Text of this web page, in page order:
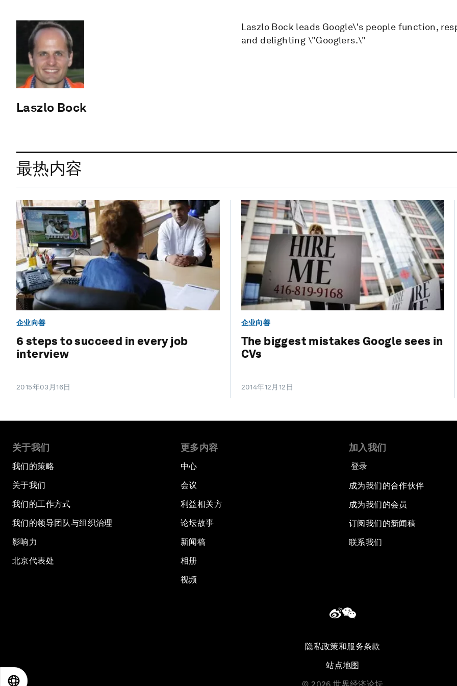
Laszlo Bock
Laszlo Bock leads Google\'s people function,
and delighting \"Googlers.\"
最热内容
企业向善
6 steps to succeed in every job
interview
2015年03月16日
企业向善
The biggest mistakes Google sees in
CVs
2014年12月12日
关于我们
我们的策略
关于我们
我们的工作方式
我们的领导团队与组织治理
影响力
北京代表处
更多内容
中心
会议
利益相关方
论坛故事
新闻稿
相册
视频
加入我们
登录
成为我们的合作伙伴
成为我们的会员
订阅我们的新闻稿
联系我们
隐私政策和服务条款
站点地图